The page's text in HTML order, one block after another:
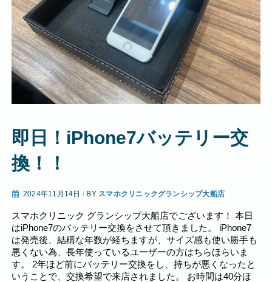
即日！iPhone7バッテリー交
換！！
2024年11月14日 / BY スマホクリニックグランシップ大船店
スマホクリニック グランシップ大船店でございます！ 本日
はiPhone7のバッテリー交換をさせて頂きました。 iPhone7
は発売後、結構な年数が経ちますが、サイズ感も使い勝手も
悪くない為、長年使っているユーザーの方はちらほらいま
す。 2年ほど前にバッテリー交換をし、持ちが悪くなったと
いうことで、交換希望で来店されました。 お時間は40分ほ